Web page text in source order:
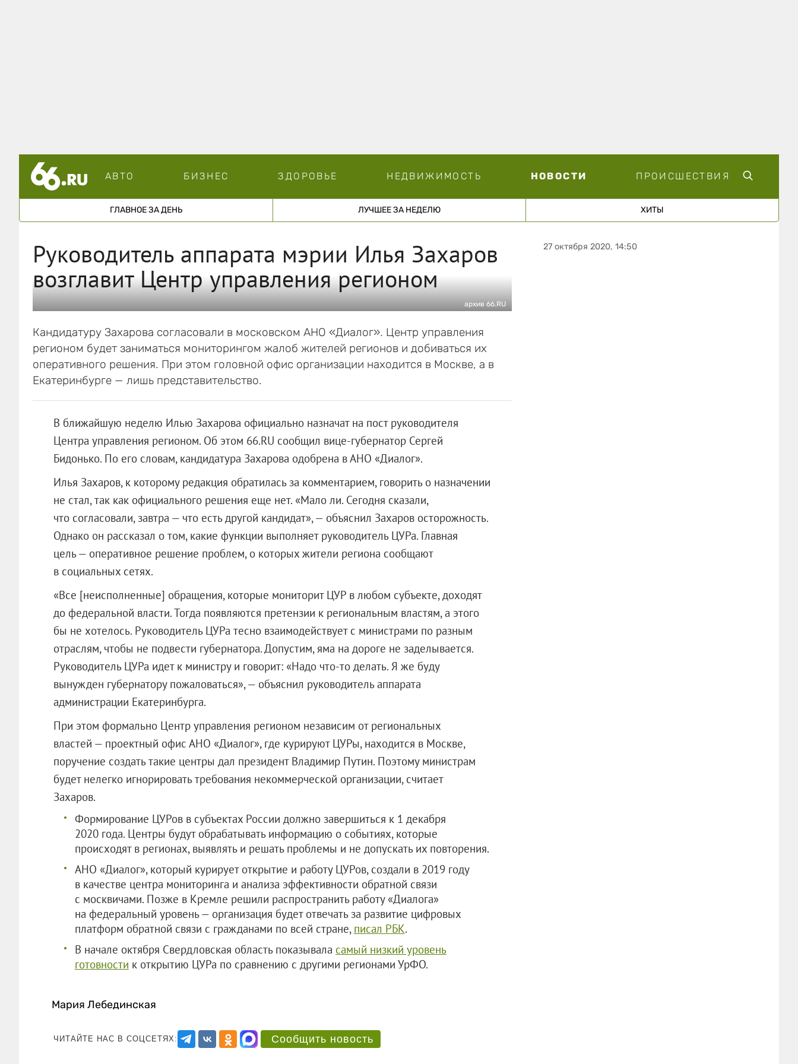
АВТО БИЗНЕС ЗДОРОВЬЕ НЕДВИЖИМОСТЬ НОВОСТИ ПРОИСШЕСТВИЯ
ГЛАВНОЕ ЗА ДЕНЬ ЛУЧШЕЕ ЗА НЕДЕЛЮ ХИТЫ
Руководитель аппарата мэрии Илья Захаров
возглавит Центр управления регионом
архив 66.RU
Кандидатуру Захарова согласовали в московском АНО «Диалог». Центр управления
регионом будет заниматься мониторингом жалоб жителей регионов и добиваться их
оперативного решения. При этом головной офис организации находится в Москве, а в
Екатеринбурге — лишь представительство.
В ближайшую неделю Илью Захарова официально назначат на пост руководителя
Центра управления регионом. Об этом 66.RU сообщил вице-губернатор Сергей
Бидонько. По его словам, кандидатура Захарова одобрена в АНО «Диалог».
Илья Захаров, к которому редакция обратилась за комментарием, говорить о назначении
не стал, так как официального решения еще нет. «Мало ли. Сегодня сказали,
что согласовали, завтра — что есть другой кандидат», — объяснил Захаров осторожность.
Однако он рассказал о том, какие функции выполняет руководитель ЦУРа. Главная
цель — оперативное решение проблем, о которых жители региона сообщают
в социальных сетях.
«Все [неисполненные] обращения, которые мониторит ЦУР в любом субъекте, доходят
до федеральной власти. Тогда появляются претензии к региональным властям, а этого
бы не хотелось. Руководитель ЦУРа тесно взаимодействует с министрами по разным
отраслям, чтобы не подвести губернатора. Допустим, яма на дороге не заделывается.
Руководитель ЦУРа идет к министру и говорит: «Надо что-то делать. Я же буду
вынужден губернатору пожаловаться», — объяснил руководитель аппарата
администрации Екатеринбурга.
При этом формально Центр управления регионом независим от региональных
властей — проектный офис АНО «Диалог», где курируют ЦУРы, находится в Москве,
поручение создать такие центры дал президент Владимир Путин. Поэтому министрам
будет нелегко игнорировать требования некоммерческой организации, считает
Захаров.
Формирование ЦУРов в субъектах России должно завершиться к 1 декабря
2020 года. Центры будут обрабатывать информацию о событиях, которые
происходят в регионах, выявлять и решать проблемы и не допускать их повторения.
АНО «Диалог», который курирует открытие и работу ЦУРов, создали в 2019 году
в качестве центра мониторинга и анализа эффективности обратной связи
с москвичами. Позже в Кремле решили распространить работу «Диалога»
на федеральный уровень — организация будет отвечать за развитие цифровых
платформ обратной связи с гражданами по всей стране, писал РБК.
В начале октября Свердловская область показывала самый низкий уровень
готовности к открытию ЦУРа по сравнению с другими регионами УрФО.
Мария Лебединская
ЧИТАЙТЕ НАС В СОЦСЕТЯХ: Сообщить новость
27 октября 2020, 14:50